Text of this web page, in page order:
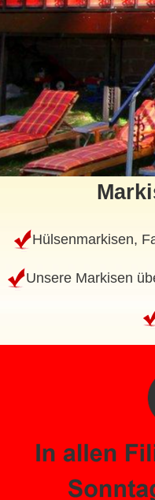
Hülsenmarkisen,
Unsere Markisen